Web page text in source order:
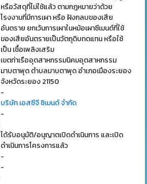
หรือวัสดุที่ไม่ใช้แล้ว ตามกฎหมายว่าด้วย
โรงงานที่มีการเผา หรือ ฝังกลบของเสีย
อันตราย ยกเว้นการเผาในหม้อเผาซีเมนต์ที่ใช้
ของเสียอันตรายเป็นวัตถุดิบทดแทน หรือใช้
เป็น เชื้อเพลิงเสริม
เขตท่าเรืออุตสาหกรรมนิคมอุตสาหกรรม
มาบตาพุด ตำบลมาบตาพุด อำเภอเมืองระยอง
จังหวัดระยอง 21150
-
บริษัท เอสซีจี ซิเมนต์ จำกัด
-
ได้รับอนุมัติ/อนุญาตเปิดดำเนินการ และเปิด
ดำเนินการโครงการแล้ว
-
-